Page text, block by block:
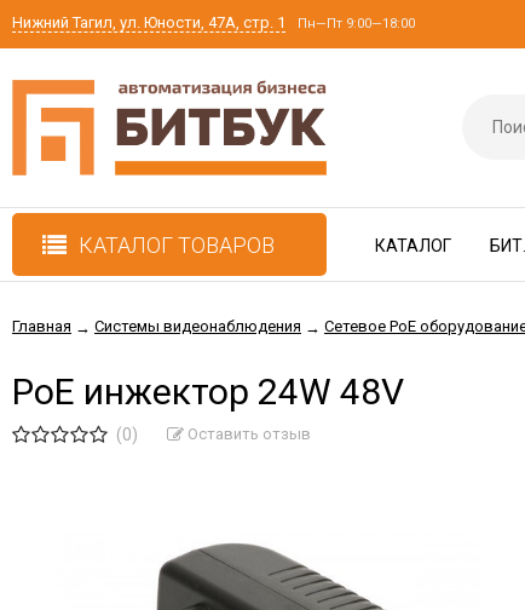
Нижний Тагил, ул. Юности, 47А, стр. 1 Пн—Пт 9:00—18:00
КАТАЛОГ ТОВАРОВ КАТАЛОГ
Главная → Системы видеонаблюдения → Сетевое PoE
PoE инжектор 24W 48V
(0) Оставить отзыв